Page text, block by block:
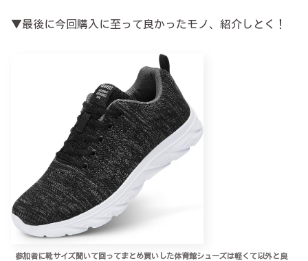
▼最後に今回購入に至って良かったモノ、紹介しとく！
参加者に靴サイズ聞いて回ってまとめ買いした体育館シューズは軽くて以外と良